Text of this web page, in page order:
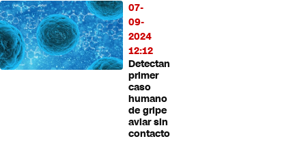
07-
09-
2024
12:12
Detectan
primer
caso
humano
de gripe
aviar sin
contacto